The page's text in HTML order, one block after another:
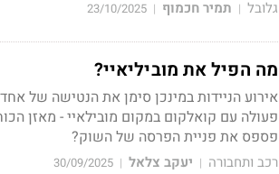
גלובל | תמיר חכמוף |
23/10/2025
מה הפיל את מוביליאיי?
אירוע הניידות במינכן סימן את הנטישה של
פעולה עם קואלקום במקום מובילאיי - מאזן
פספס את פניית הפרסה של השוק?
רכב ותחבורה | יעקב צלאל |
30/09/2025